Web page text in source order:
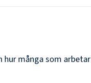
hur många som arbetar